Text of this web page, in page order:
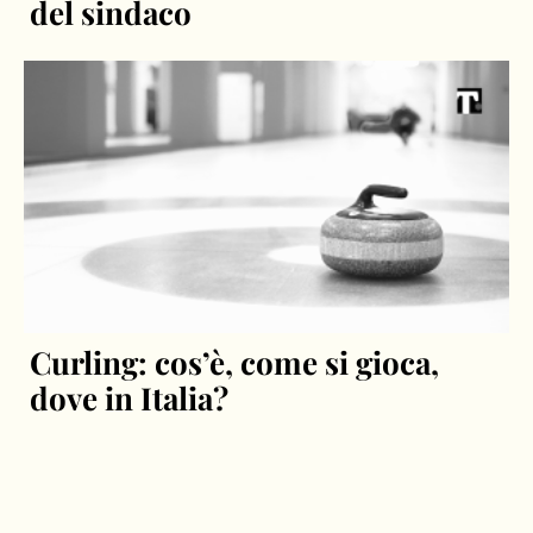
del sindaco
Curling: cos’è, come si gioca,
dove in Italia?